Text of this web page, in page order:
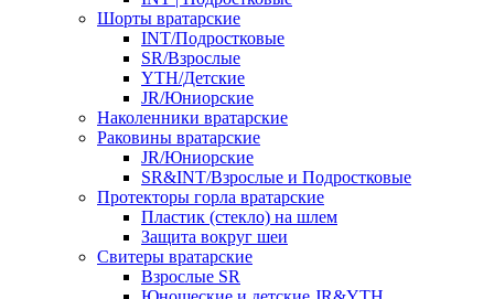
Шорты вратарские
INT/Подростковые
SR/Взрослые
YTH/Детские
JR/Юниорские
Наколенники вратарские
Раковины вратарские
JR/Юниорские
SR&INT/Взрослые и Подростковые
Протекторы горла вратарские
Пластик (стекло) на шлем
Защита вокруг шеи
Свитеры вратарские
Взрослые SR